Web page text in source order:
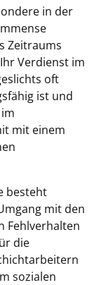
in der
Zeitraums
Verdienst im
oft
ist und
mit einem
besteht
mit den
Fehlverhalten
die
sozialen